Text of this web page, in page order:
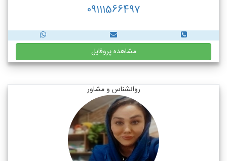
09111566497
مشاهده پروفایل
روانشناس و مشاور